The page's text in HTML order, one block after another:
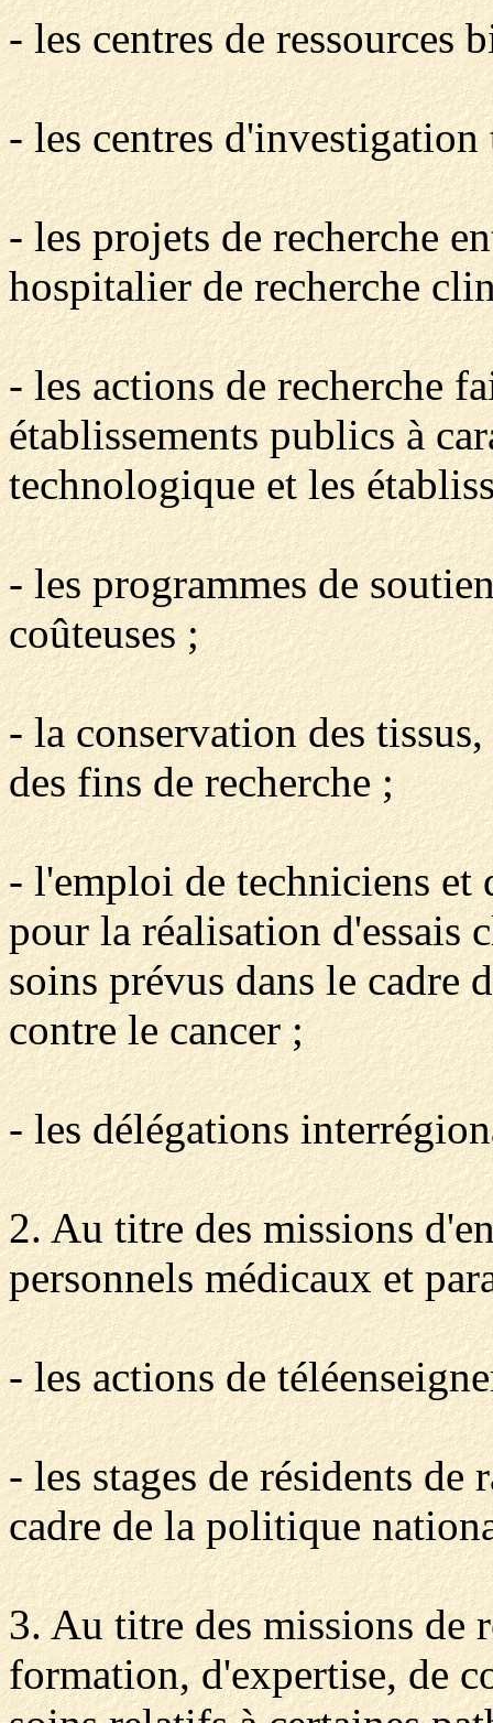
- les centres de ressources
- les centres
- les projets de recherche
hospitalier de recherche
- les actions de recherche
établissements publics à
technologique et les
- les programmes de
coûteuses ;
- la conservation des
des fins de recherche ;
- l'emploi de techniciens et
pour la réalisation d'essais
soins prévus dans le cadre
contre le cancer ;
- les délégations
2. Au titre des missions
personnels médicaux et
- les actions de
- les stages de résidents
cadre de la politique
3. Au titre des missions de
formation, d'expertise, de